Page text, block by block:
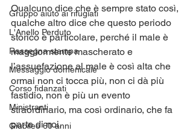
Gruppo aiuto ai rifugiati
L'Anello Perduto
Rassegna stampa
Messaggio domenicale
Corso fidanzati
Ministranti
Giubileo 60 anni
Qualcuno dice che è sempre stato così,
qualche altro dice che questo periodo
storico è particolare, perché il male è
maggiormente mascherato e
l’assuefazione al male è così alta che
ormai non ci tocca più, non ci dà più
fastidio, non è più un evento
straordinario, ma così ordinario, che fa
parte di noi.